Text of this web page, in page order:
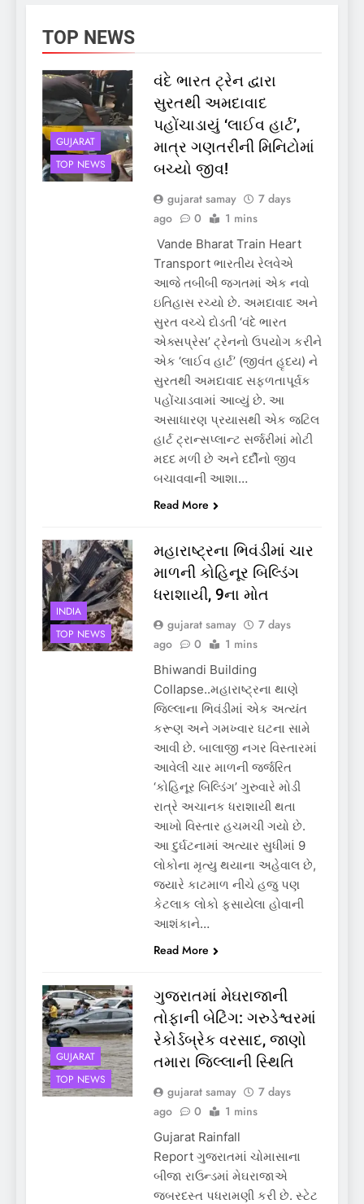
TOP NEWS
GUJARAT
TOP NEWS
વંદે ભારત ટ્રેન દ્વારા
સુરતથી અમદાવાદ
પહોંચાડાયું ‘લાઈવ હાર્ટ’,
માત્ર ગણતરીની મિનિટોમાં
બચ્યો જીવ!
gujarat samay
7 days
ago
0 1 mins
Vande Bharat Train Heart
Transport ભારતીય રેલવેએ
આજે તબીબી જગતમાં એક નવો
ઇતિહાસ રચ્યો છે. અમદાવાદ અને
સુરત વચ્ચે દોડતી ‘વંદે ભારત
એક્સપ્રેસ’ ટ્રેનનો ઉપયોગ કરીને
એક ‘લાઈવ હાર્ટ’ (જીવંત હૃદય) ને
સુરતથી અમદાવાદ સફળતાપૂર્વક
પહોંચાડવામાં આવ્યું છે. આ
અસાધારણ પ્રયાસથી એક જટિલ
હાર્ટ ટ્રાન્સપ્લાન્ટ સર્જરીમાં મોટી
મદદ મળી છે અને દર્દીનો જીવ
બચાવવાની આશા…
Read More
INDIA
TOP NEWS
મહારાષ્ટ્રના ભિવંડીમાં ચાર
માળની કોહિનૂર બિલ્ડિંગ
ધરાશાયી, 9ના મોત
gujarat samay
7 days
ago
0 1 mins
Bhiwandi Building
Collapse..મહારાષ્ટ્રના થાણે
જિલ્લાના ભિવંડીમાં એક અત્યંત
કરૂણ અને ગમખ્વાર ઘટના સામે
આવી છે. બાલાજી નગર વિસ્તારમાં
આવેલી ચાર માળની જર્જરિત
‘કોહિનૂર બિલ્ડિંગ’ ગુરુવારે મોડી
રાત્રે અચાનક ધરાશાયી થતા
આખો વિસ્તાર હચમચી ગયો છે.
આ દુર્ઘટનામાં અત્યાર સુધીમાં 9
લોકોના મૃત્યુ થયાના અહેવાલ છે,
જ્યારે કાટમાળ નીચે હજુ પણ
કેટલાક લોકો ફસાયેલા હોવાની
આશંકાને…
Read More
GUJARAT
TOP NEWS
ગુજરાતમાં મેઘરાજાની
તોફાની બેટિંગ: ગરુડેશ્વરમાં
રેકોર્ડબ્રેક વરસાદ, જાણો
તમારા જિલ્લાની સ્થિતિ
gujarat samay
7 days
ago
0 1 mins
Gujarat Rainfall
Report ગુજરાતમાં ચોમાસાના
બીજા રાઉન્ડમાં મેઘરાજાએ
જબરદસ્ત પધરામણી કરી છે. સ્ટેટ